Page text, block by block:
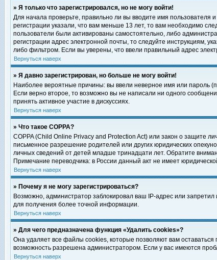
» Я только что зарегистрировался, но не могу войти!
Для начала проверьте, правильно ли вы вводите имя пользователя
регистрации указали, что вам меньше 13 лет, то вам необходимо
пользователи были активированы самостоятельно, либо
регистрации адрес электронной почты, то следуйте инструкциям,
либо фильтром. Если вы уверены, что ввели правильный адрес
Вернуться наверх
» Я давно зарегистрирован, но больше не могу войти!
Наиболее вероятные причины: вы ввели неверное имя или пароль
Если верно второе, то возможно вы не написали ни одного
принять активное участие в дискуссиях.
Вернуться наверх
» Что такое COPPA?
COPPA (Child Online Privacy and Protection Act) или закон о защите
письменное разрешение родителей или других юридических
личных сведений от детей младше тринадцати лет. Обратите
Примечание переводчика: в России данный акт не имеет
Вернуться наверх
» Почему я не могу зарегистрироваться?
Возможно, администратор заблокировал ваш IP-адрес или
для получения более точной информации.
Вернуться наверх
» Для чего предназначена функция «Удалить cookies»?
Она удаляет все файлы cookies, которые позволяют вам
возможность разрешена администратором. Если у вас имеются
Вернуться наверх